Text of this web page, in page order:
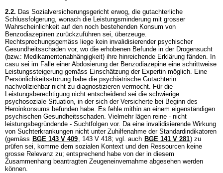
2.2. Das Sozialversicherungsgericht erwog, die gutachterliche
Schlussfolgerung, wonach die Leistungsminderung mit grosser
Wahrscheinlichkeit auf den noch bestehenden Konsum von
Benzodiazepinen zurückzuführen sei, überzeuge.
Rechtsprechungsgemäss liege kein invalidisierender psychischer
Gesundheitsschaden vor, wo die erhobenen Befunde in der Drogensucht
(bzw.: Medikamentenabhängigkeit) ihre hinreichende Erklärung fänden. In
casu sei im Falle einer Abdosierung der Benzodiazepine eine schrittweise
Leistungssteigerung gemäss Einschätzung der Expertin möglich. Eine
Persönlichkeitsstörung habe die psychiatrische Gutachterin
nachvollziehbar nicht zu diagnostizieren vermocht. Für die
Leistungsberechtigung nicht entscheidend sei die schwierige
psychosoziale Situation, in der sich der Versicherte bei Beginn des
Heroinkonsums befunden habe. Es fehle mithin an einem eigenständigen
psychischen Gesundheitsschaden. Vielmehr lägen reine - nicht
leistungsbegründende - Suchtfolgen vor. Da eine invalidisierende Wirkung
von Suchterkrankungen nicht unter Zuhilfenahme der Standardindikatoren
(gemäss BGE 143 V 409, 143 V 418; vgl. auch BGE 141 V 281) zu
prüfen sei, komme dem sozialen Kontext und den Ressourcen keine
grosse Relevanz zu; entsprechend habe von der in diesem
Zusammenhang beantragten Zeugeneinvernahme abgesehen werden
können.